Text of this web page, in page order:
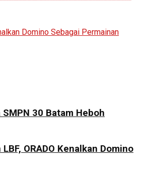
SMPN 30 Batam Heboh
ORADO Kenalkan Domino